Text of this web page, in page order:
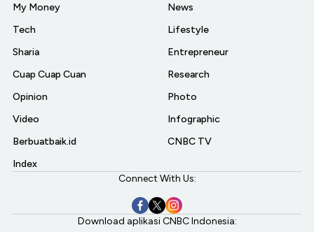
My Money
Tech
Sharia
Cuap Cuap Cuan
Opinion
Video
Berbuatbaik.id
Index
News
Lifestyle
Entrepreneur
Research
Photo
Infographic
CNBC TV
Connect With Us:
Download aplikasi CNBC Indonesia: